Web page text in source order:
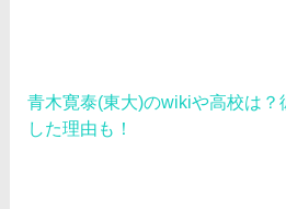
青木寛泰(東大)のwikiや高校は
した理由も！